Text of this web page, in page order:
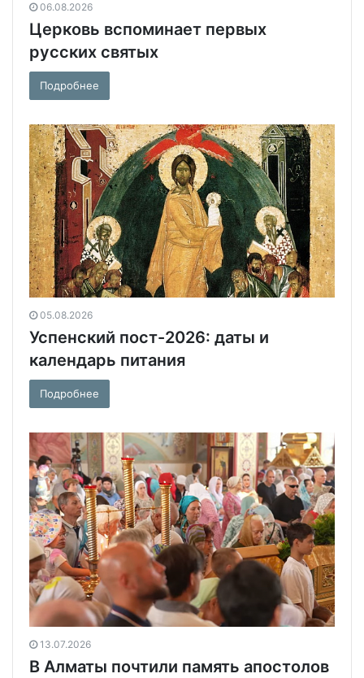
06.08.2026
Церковь вспоминает первых
русских святых
Подробнее
05.08.2026
Успенский пост-2026: даты и
календарь питания
Подробнее
13.07.2026
В Алматы почтили память апостолов